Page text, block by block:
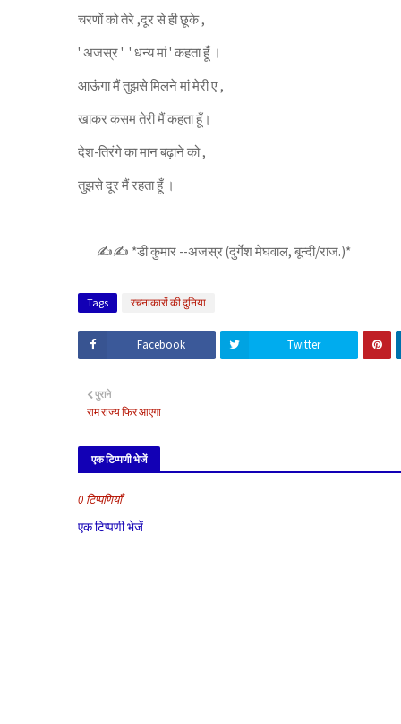
चरणों को तेरे ,दूर से ही छूके ,
' अजस्र ' ' धन्य मां ' कहता हूँ ।
आऊंगा मैं तुझसे मिलने मां मेरी ए ,
खाकर कसम तेरी मैं कहता हूँ।
देश-तिरंगे का मान बढ़ाने को ,
तुझसे दूर मैं रहता हूँ ।
✍️✍️ *डी कुमार --अजस्र (दुर्गेश मेघवाल, बून्दी/राज.)*
Tags रचनाकारों की दुनिया
Facebook Twitter
पुराने
राम राज्य फिर आएगा
एक टिप्पणी भेजें
0 टिप्पणियाँ
एक टिप्पणी भेजें